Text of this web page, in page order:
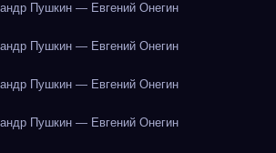
Пушкин — Евгений Онегин
Пушкин — Евгений Онегин
Пушкин — Евгений Онегин
Пушкин — Евгений Онегин